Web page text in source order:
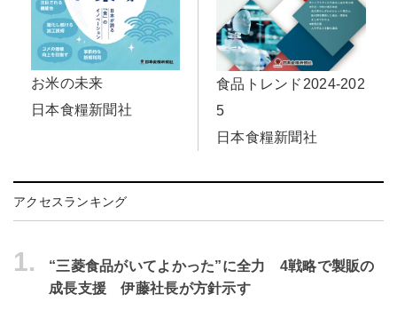
お米の未来
日本食糧新聞社
食品トレンド2024-202
5
日本食糧新聞社
アクセスランキング
1.
“三菱食品がいてよかった”に全力 4戦略で製販の
成長支援 伊藤社長が方針示す